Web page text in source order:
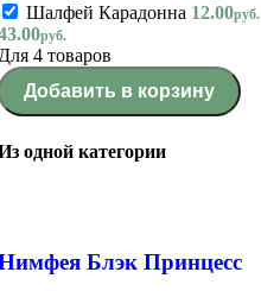
Шалфей Карадонна 12.00руб.
руб.
4 товаров
Добавить в корзину
одной категории
Блэк Принцесс